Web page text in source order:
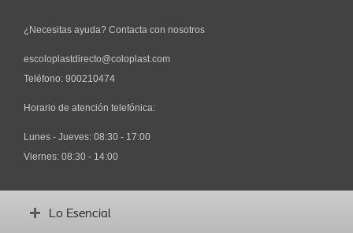
¿Necesitas ayuda? Contacta con nosotros
escoloplastdirecto@coloplast.com
Teléfono: 900210474
Horario de atención telefónica:
Lunes - Jueves: 08:30 - 17:00
Viernes: 08:30 - 14:00
Lo Esencial